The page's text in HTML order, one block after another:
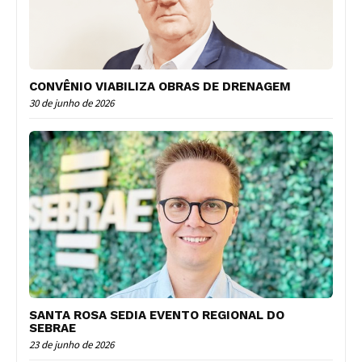
CONVÊNIO VIABILIZA OBRAS DE DRENAGEM
30 de junho de 2026
SANTA ROSA SEDIA EVENTO REGIONAL DO
SEBRAE
23 de junho de 2026